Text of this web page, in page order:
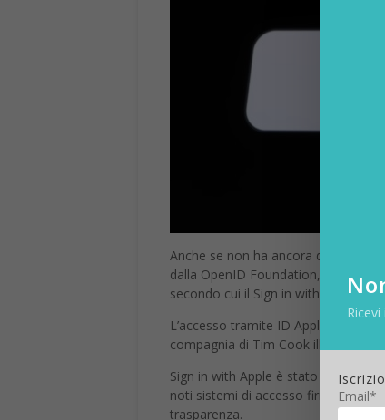
Anche se non ha ancora debuttato,
dalla OpenID Foundation,
secondo cui il Sign in with Apple
L’accesso tramite ID Apple è tra le
compagnia di Tim Cook illustra le
Sign in with Apple è stato da subito
noti sistemi di accesso firmati da
trasparenza.
Email*